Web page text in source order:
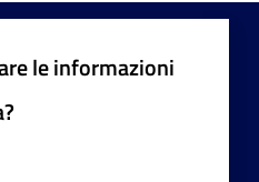
le informazioni